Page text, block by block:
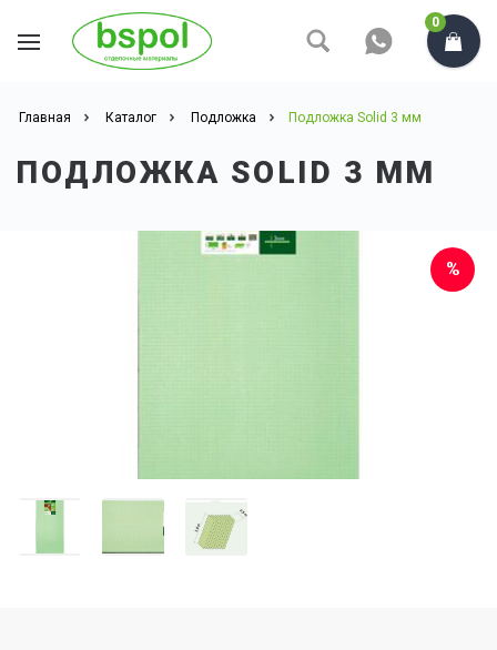
0
Главная Каталог Подложка Подложка Solid 3 мм
ПОДЛОЖКА SOLID 3 ММ